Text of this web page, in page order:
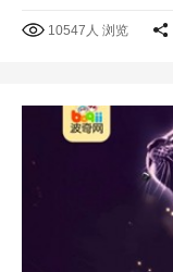
10547人 浏览